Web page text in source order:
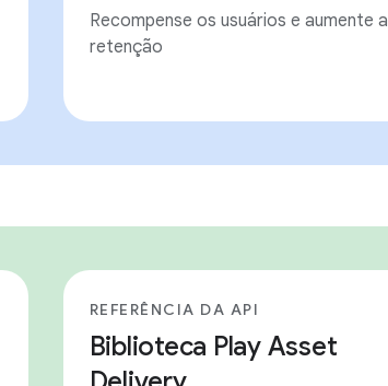
Recompense os usuários e aumente a
retenção
REFERÊNCIA DA API
Biblioteca Play Asset